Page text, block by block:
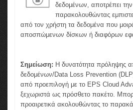
δεδομένων, αποτρέπει
παρακολουθώντας
από τον χρήστη τα δεδομένα που
αποσπώμενων δίσκων ή διαφόρων
Σημείωση: Η δυνατότητα πρόληψης
δεδομένων/Data Loss Prevention (DLP)
από προεπιλογή με το EPS Cloud
ξεχωριστά ως πρόσθετο πακέτο.
προαιρετικά ακολουθώντας το